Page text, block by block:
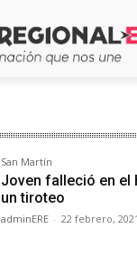
San Martín
Joven falleció en el
un tiroteo
adminERE - 22 febrero, 2021